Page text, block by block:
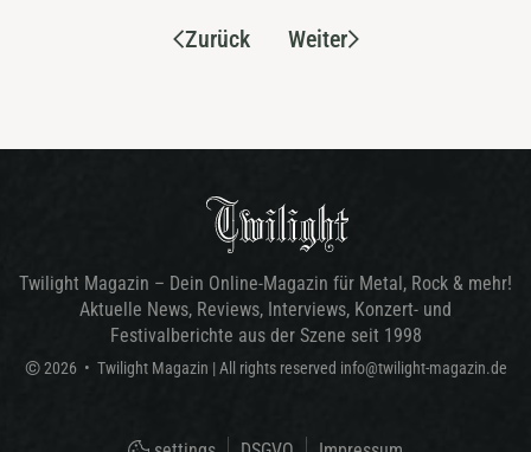
Zurück Weiter
Twilight Magazin – Dein Online-Magazin für Metal, Rock & mehr!
Aktuelle News, Reviews, Interviews, Konzert- und
Festivalberichte aus der Szene seit 1998
© 2026 • Twilight Magazin | All rights reserved info@twilight-magazin.de